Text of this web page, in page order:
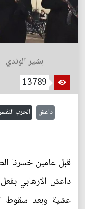
بشير الوندي
13789
داعش الحرب
قبل عامين خسرنا
داعش الارهابي
عشية وبعد سقوط